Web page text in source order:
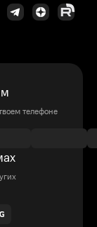
телефоне